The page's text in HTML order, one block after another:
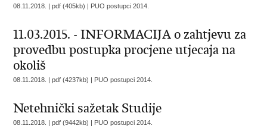
08.11.2018. | pdf (405kb) | PUO postupci 2014.
11.03.2015. - INFORMACIJA o zahtjevu za
provedbu postupka procjene utjecaja na
okoliš
08.11.2018. | pdf (4237kb) | PUO postupci 2014.
Netehnički sažetak Studije
08.11.2018. | pdf (9442kb) | PUO postupci 2014.